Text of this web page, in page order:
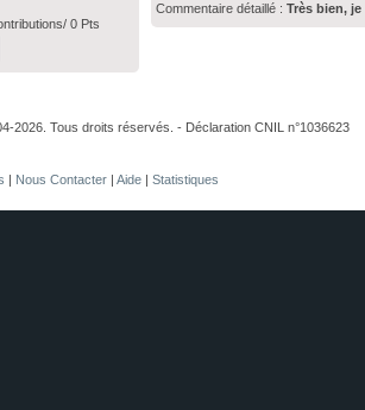
0 Pts
Commentaire détaillé :Très bien,
2026. Tous droits réservés. - Déclaration CNIL n°1036623
| Nous Contacter | Aide | Statistiques